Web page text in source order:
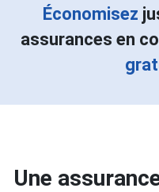
Économisez
assurances en
Une